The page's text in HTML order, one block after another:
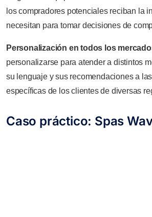
los compradores potenciales reciban la
necesitan para tomar decisiones de
Personalización en todos los
personalizarse para atender a distintos
su lenguaje y sus recomendaciones a
específicas de los clientes de diversas
Caso práctico: Spas